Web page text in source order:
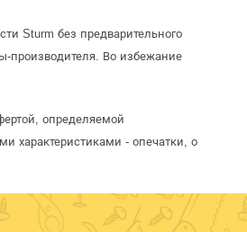
Sturm без предварительного
производителя. Во избежание
определяемой
характеристиками - опечатки, о